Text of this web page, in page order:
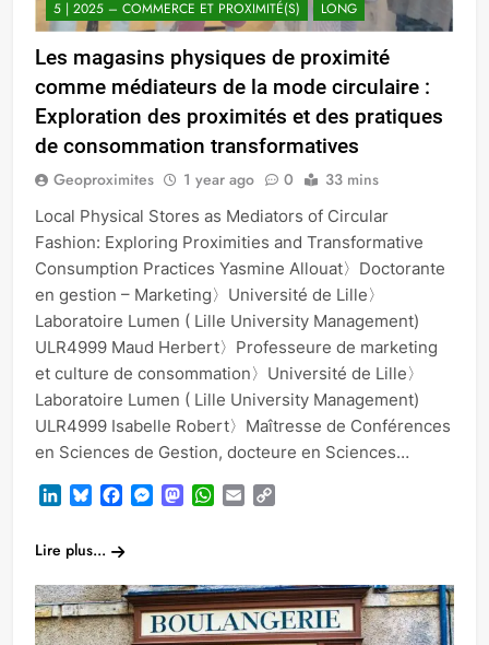
5 | 2025 – COMMERCE ET PROXIMITÉ(S) LONG
Les magasins physiques de proximité
comme médiateurs de la mode circulaire :
Exploration des proximités et des pratiques
de consommation transformatives
Geoproximites 1 year ago 0 33 mins
Local Physical Stores as Mediators of Circular
Fashion: Exploring Proximities and Transformative
Consumption Practices Yasmine Allouat〉Doctorante
en gestion – Marketing〉Université de Lille〉
Laboratoire Lumen ( Lille University Management)
ULR4999 Maud Herbert〉Professeure de marketing
et culture de consommation〉Université de Lille〉
Laboratoire Lumen ( Lille University Management)
ULR4999 Isabelle Robert〉Maîtresse de Conférences
en Sciences de Gestion, docteure en Sciences…
LinkedInBlueskyFacebook
Messenger
Mastodon
WhatsApp
Email
Lire plus...